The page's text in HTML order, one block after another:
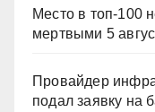
Место в топ-100
мертвыми 5
Провайдер
подал заявку на